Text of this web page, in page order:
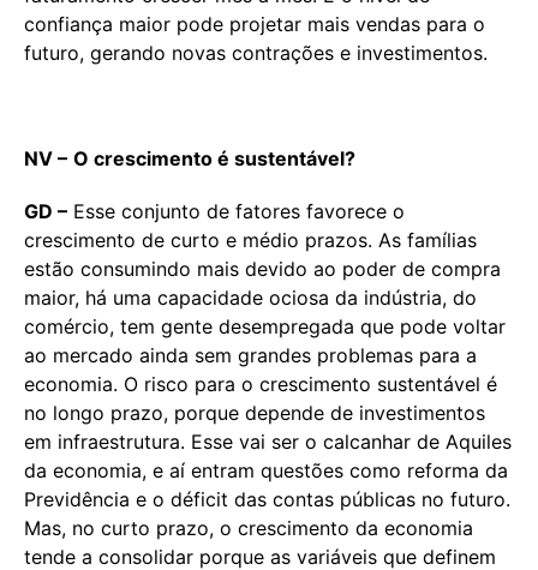
confiança maior pode projetar mais vendas para o
futuro, gerando novas contrações e investimentos.
NV – O crescimento é sustentável?
GD – Esse conjunto de fatores favorece o
crescimento de curto e médio prazos. As famílias
estão consumindo mais devido ao poder de compra
maior, há uma capacidade ociosa da indústria, do
comércio, tem gente desempregada que pode voltar
ao mercado ainda sem grandes problemas para a
economia. O risco para o crescimento sustentável é
no longo prazo, porque depende de investimentos
em infraestrutura. Esse vai ser o calcanhar de Aquiles
da economia, e aí entram questões como reforma da
Previdência e o déficit das contas públicas no futuro.
Mas, no curto prazo, o crescimento da economia
tende a consolidar porque as variáveis que definem